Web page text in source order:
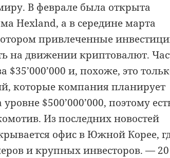
В феврале была открыта
Hexland, а в середине марта
привлеченные
на движении криптовалют.
и, похоже, это
которые компания планирует
$500’000’000, поэтому
Из последних новостей
офис в Южной Корее,
и крупных инвесторов. — 20